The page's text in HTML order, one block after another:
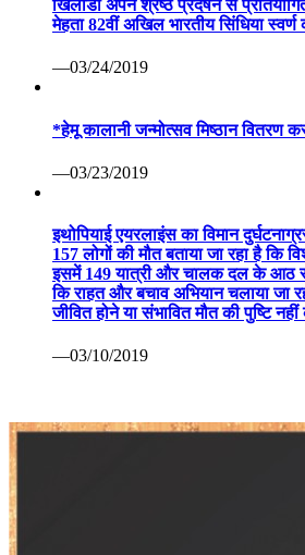
खिलाडी अपने श्रेष्ठ प्रदर्षन से
मेहता 82वीं अखिल भारतीय सिंधिया स्वर्ण
—03/24/2019
*हेमू कालानी जन्मोत्सव मिष्ठान वितरण
—03/23/2019
इथोपियाई एयरलाइंस का विमान
157 लोगों की मौत बताया जा रहा है कि
इसमें 149 यात्री और चालक दल के आठ
कि राहत और बचाव अभियान चलाया जा
जीवित होने या संभावित मौत की पुष्टि
—03/10/2019